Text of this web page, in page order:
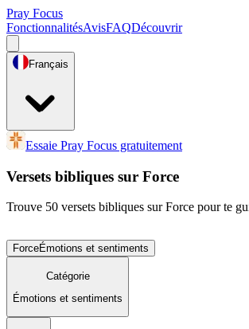
Pray Focus
FonctionnalitésAvisFAQDécouvrir
Français
Essaie Pray Focus gratuitement
Versets bibliques sur Force
Trouve 50 versets bibliques sur Force pour te
ForceÉmotions et sentiments
Catégorie
Émotions et sentiments